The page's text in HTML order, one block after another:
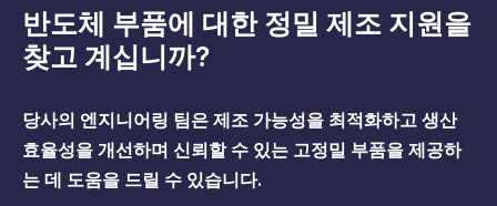
반도체 부품에 대한 정밀 제조 지원을
찾고 계십니까?
당사의 엔지니어링 팀은 제조 가능성을 최적화하고 생산
효율성을 개선하며 신뢰할 수 있는 고정밀 부품을 제공하
는 데 도움을 드릴 수 있습니다.